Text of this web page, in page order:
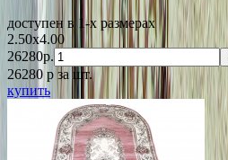
доступен в 1-x размерах
2.50x4.00
26280р.
26280 p за шт.
купить